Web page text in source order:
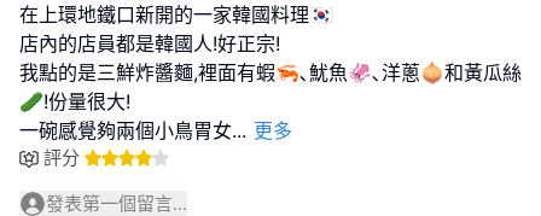
在上環地鐵口新開的一家韓國料理🇰🇷
店內的店員都是韓國人!好正宗!
我點的是三鮮炸醬麵,裡面有蝦🦐､魷魚🦑､洋蔥🧅和黃瓜絲
🥒!份量很大!
一碗感覺夠兩個小鳥胃女... 更多
評分
發表第一個留言...